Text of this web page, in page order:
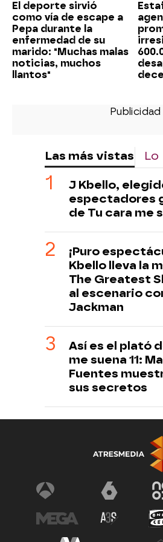
El deporte sirvió
como vía de escape a
Pepa durante la
enfermedad de su
marido: "Muchas malas
noticias, muchos
llantos"
Las más vistas Lo
J Kbello,
espectadores
de Tu cara me
¡Puro
Kbello lleva la
The Greatest
al escenario
Jackman
Así es el plató
me suena 11:
Fuentes
sus secretos